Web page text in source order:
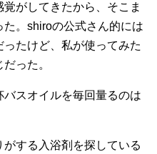
がしてきたから、そこま
。shiroの公式さん的には
たけど、私が使ってみた
った。
スオイルを毎回量るのは
する入浴剤を探している